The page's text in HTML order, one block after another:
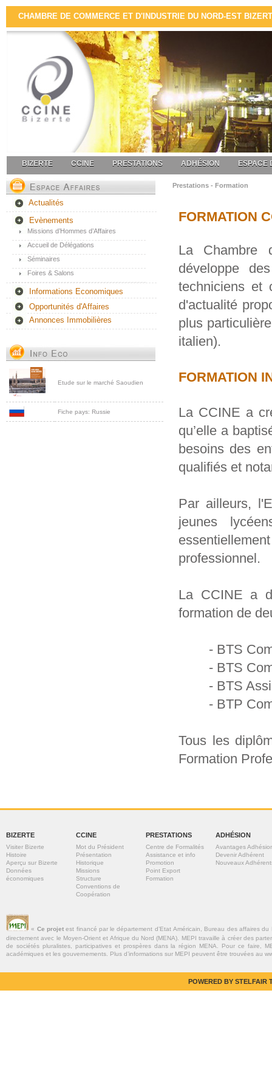
CHAMBRE DE COMMERCE ET D'INDUSTRIE DU NORD-EST
BIZERTE CCINE PRESTATIONS ADHÉSION ESPACE
Actualités
Evènements
Missions d’Hommes d’Affaires
Accueil de Délégations
Séminaires
Foires & Salons
Informations Economiques
Opportunités d'Affaires
Annonces Immobilières
Etude sur le marché Saoudien
Fiche pays: Russie
Prestations - Formation
FORMATION
La Chambre
développe
techniciens et
d'actualité
plus
italien).
FORMATION
La CCINE a
qu’elle a
besoins des
qualifiés et
Par ailleurs,
jeunes
professionnel.
La CCINE a
formation de
- BTS
- BTS
- BTS
- BTP
Tous les
Formation
BIZERTE
Visiter Bizerte
Histoire
Aperçu sur Bizerte
Données
économiques
CCINE
Mot du Président
Présentation
Historique
Missions
Structure
Conventions de
Coopération
PRESTATIONS
Centre de Formalités
Assistance et info
Promotion
Point Export
Formation
ADHÉSION
Avantages
Devenir Adhérent
Nouveaux
« Ce projetest financé par le département d’Etat Américain, Bureau des affaires
directement avec le Moyen-Orient et Afrique du Nord (MENA). MEPI travaille à créer des
de sociétés pluralistes, participatives et prospères dans la région MENA. Pour ce faire,
académiques et les gouvernements. Plus d’informations sur MEPI peuvent être trouvées au
POWERED BY STELFAIR